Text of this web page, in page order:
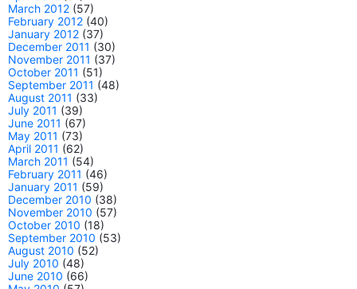
March 2012 (57)
February 2012 (40)
January 2012 (37)
December 2011 (30)
November 2011 (37)
October 2011 (51)
September 2011 (48)
August 2011 (33)
July 2011 (39)
June 2011 (67)
May 2011 (73)
April 2011 (62)
March 2011 (54)
February 2011 (46)
January 2011 (59)
December 2010 (38)
November 2010 (57)
October 2010 (18)
September 2010 (53)
August 2010 (52)
July 2010 (48)
June 2010 (66)